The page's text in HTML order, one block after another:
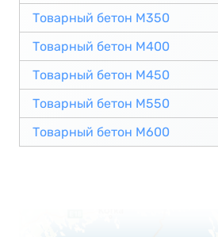
Товарный бетон М350
Товарный бетон М400
Товарный бетон М450
Товарный бетон М550
Товарный бетон М600